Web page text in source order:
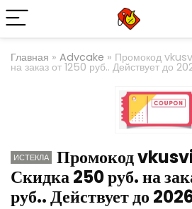
Главная » Advcake » Промокод
на заказ от 1250 руб.. Действует до
ИСТЕКЛА
Промокод
Скидка 250 руб. на
руб.. Действует до